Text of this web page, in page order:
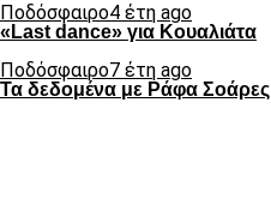
Ποδόσφαιρο4 έτη ago
«Last dance» για Κουαλιάτα
Ποδόσφαιρο7 έτη ago
Τα δεδομένα με Ράφα Σοάρες